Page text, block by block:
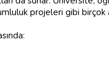
projeleri gibi